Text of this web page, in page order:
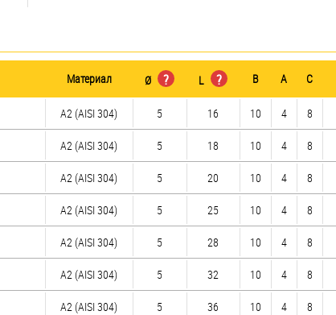
Материал Ø ? L ? B A C
А2 (AISI 304) 5 16 10 4 8
А2 (AISI 304) 5 18 10 4 8
А2 (AISI 304) 5 20 10 4 8
А2 (AISI 304) 5 25 10 4 8
А2 (AISI 304) 5 28 10 4 8
А2 (AISI 304) 5 32 10 4 8
А2 (AISI 304) 5 36 10 4 8